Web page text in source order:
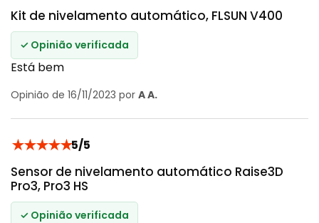
Kit de nivelamento automático, FLSUN V400
✓ Opinião verificada
Está bem
Opinião de 16/11/2023 por A A.
★★★★★5/5
Sensor de nivelamento automático Raise3D
Pro3, Pro3 HS
✓ Opinião verificada